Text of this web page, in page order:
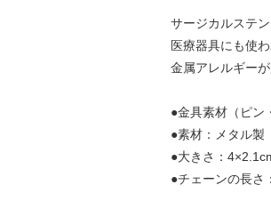
サージカルステ
医療器具にも使
金属アレルギー
●金具素材（ピン
●素材：メタル製
●大きさ：
●チェーンの長さ